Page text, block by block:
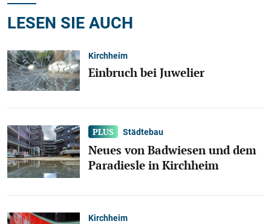
LESEN SIE AUCH
Kirchheim
Einbruch bei Juwelier
Städtebau
Neues von Badwiesen und dem
Paradiesle in Kirchheim
Kirchheim